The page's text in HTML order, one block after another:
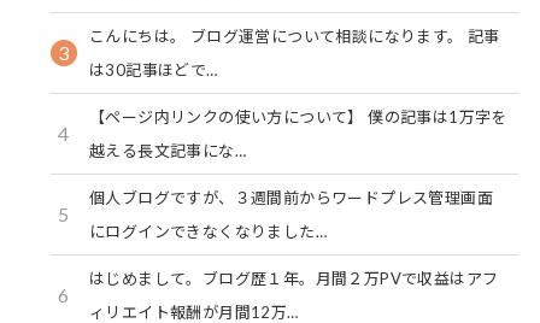
3
こんにちは。 ブログ運営について相談になります。 記事
は30記事ほどで…
4
【ページ内リンクの使い方について】 僕の記事は1万字を
越える長文記事にな…
5
個人ブログですが、３週間前からワードプレス管理画面
にログインできなくなりました…
6
はじめまして。ブログ歴１年。月間２万PVで収益はアフ
ィリエイト報酬が月間12万…